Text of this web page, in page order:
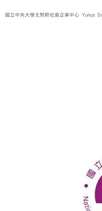
to國立中央大學尤努斯社會企業中心 Yunus